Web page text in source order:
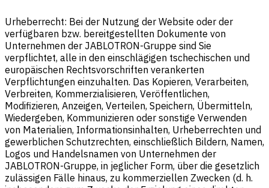
Urheberrecht: Bei der Nutzung der Website oder der
verfügbaren bzw. bereitgestellten Dokumente von
Unternehmen der JABLOTRON-Gruppe sind Sie
verpflichtet, alle in den einschlägigen tschechischen und
europäischen Rechtsvorschriften verankerten
Verpflichtungen einzuhalten. Das Kopieren, Verarbeiten,
Verbreiten, Kommerzialisieren, Veröffentlichen,
Modifizieren, Anzeigen, Verteilen, Speichern, Übermitteln,
Wiedergeben, Kommunizieren oder sonstige Verwenden
von Materialien, Informationsinhalten, Urheberrechten und
gewerblichen Schutzrechten, einschließlich Bildern, Namen,
Logos und Handelsnamen von Unternehmen der
JABLOTRON-Gruppe, in jeglicher Form, über die gesetzlich
zulässigen Fälle hinaus, zu kommerziellen Zwecken (d. h.